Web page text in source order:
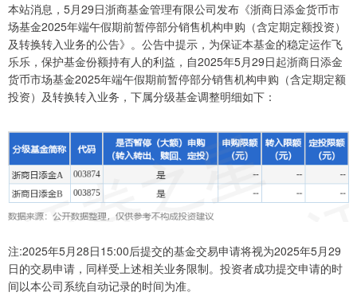
本站消息，5月29日浙商基金管理有限公司发布《浙商日添金货币市
场基金2025年端午假期前暂停部分销售机构申购（含定期定额投资）
及转换转入业务的公告》。公告中提示，为保证本基金的稳定运作飞
乐乐，保护基金份额持有人的利益，自2025年5月29日起浙商日添金
货币市场基金2025年端午假期前暂停部分销售机构申购（含定期定额
投资）及转换转入业务，下属分级基金调整明细如下：
注:2025年5月28日15:00后提交的基金交易申请将视为2025年5月29
日的交易申请，同样受上述相关业务限制。投资者成功提交申请的时
间以本公司系统自动记录的时间为准。